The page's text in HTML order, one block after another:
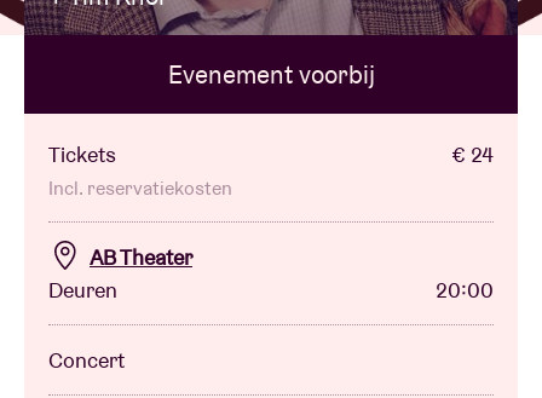
BRDCST
ABtv
Concertcheque
Over AB
Evenement voorbij
Tickets € 24
Incl. reservatiekosten
AB Theater
Deuren
20:00
Concert